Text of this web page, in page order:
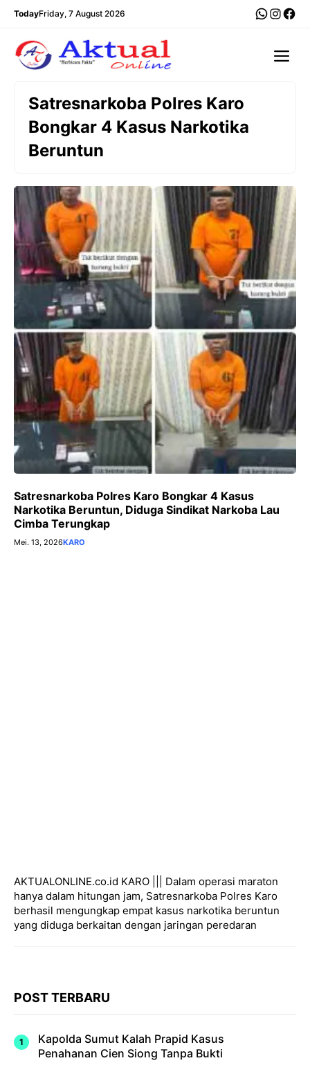
Langsung
TodayFriday, 7 August 2026
Satresnarkoba Polres Karo
Bongkar 4 Kasus Narkotika
Beruntun
Satresnarkoba Polres Karo Bongkar 4 Kasus
Narkotika Beruntun, Diduga Sindikat Narkoba Lau
Cimba Terungkap
Mei. 13, 2026KARO
AKTUALONLINE.co.id KARO ||| Dalam operasi maraton
hanya dalam hitungan jam, Satresnarkoba Polres Karo
berhasil mengungkap empat kasus narkotika beruntun
yang diduga berkaitan dengan jaringan peredaran
POST TERBARU
Kapolda Sumut Kalah Prapid Kasus
Penahanan Cien Siong Tanpa Bukti